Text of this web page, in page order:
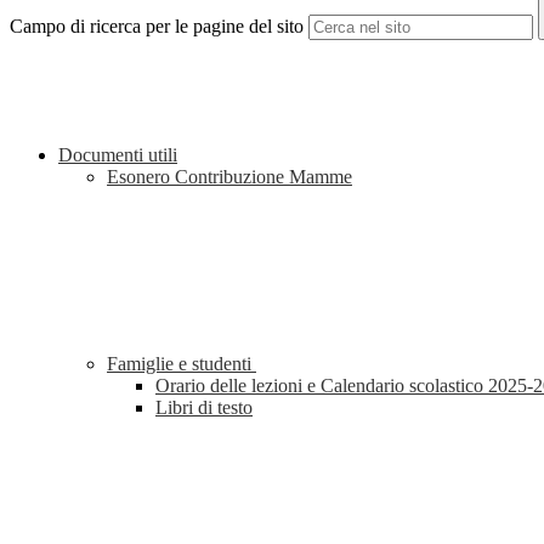
Campo di ricerca per le pagine del sito
Documenti utili
Esonero Contribuzione Mamme
Famiglie e studenti
Orario delle lezioni e Calendario scolastico 2025-
Libri di testo